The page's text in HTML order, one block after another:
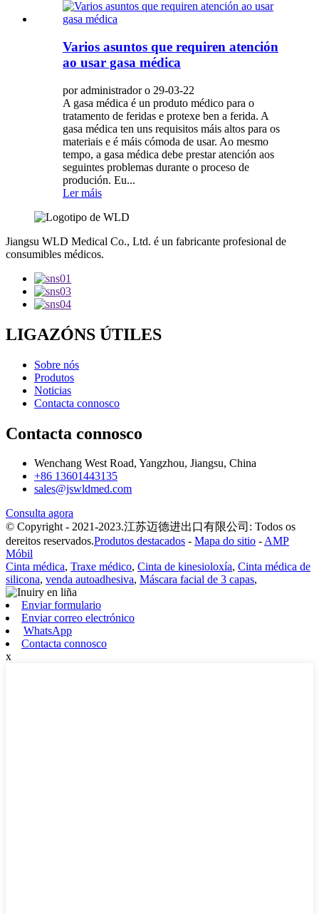
Varios asuntos que requiren atención
ao usar gasa médica
por administrador o 29-03-22
A gasa médica é un produto médico para o
tratamento de feridas e protexe ben a ferida. A
gasa médica ten uns requisitos máis altos para os
materiais e é máis cómoda de usar. Ao mesmo
tempo, a gasa médica debe prestar atención aos
seguintes problemas durante o proceso de
produción. Eu...
Ler máis
Jiangsu WLD Medical Co., Ltd. é un fabricante profesional de
consumibles médicos.
LIGAZÓNS ÚTILES
Sobre nós
Produtos
Noticias
Contacta connosco
Contacta connosco
Wenchang West Road, Yangzhou, Jiangsu, China
+86 13601443135
sales@jswldmed.com
Consulta agora
© Copyright - 2021-2023.江苏迈德进出口有限公司: Todos os
dereitos reservados.Produtos destacados - Mapa do sitio -AMP
Móbil
Cinta médica, Traxe médico, Cinta de kinesioloxía, Cinta médica de
silicona, venda autoadhesiva, Máscara facial de 3 capas,
Enviar formulario
Enviar correo electrónico
WhatsApp
Contacta connosco
x